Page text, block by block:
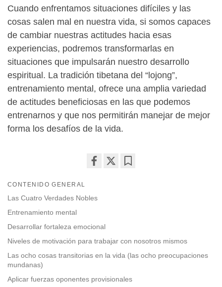
Cuando enfrentamos situaciones difíciles y las
cosas salen mal en nuestra vida, si somos capaces
de cambiar nuestras actitudes hacia esas
experiencias, podremos transformarlas en
situaciones que impulsarán nuestro desarrollo
espiritual. La tradición tibetana del “lojong”,
entrenamiento mental, ofrece una amplia variedad
de actitudes beneficiosas en las que podemos
entrenarnos y que nos permitirán manejar de mejor
forma los desafíos de la vida.
facebook
CONTENIDO GENERAL
Las Cuatro Verdades Nobles
Entrenamiento mental
Desarrollar fortaleza emocional
Niveles de motivación para trabajar con nosotros mismos
Las ocho cosas transitorias en la vida (las ocho preocupaciones
mundanas)
Aplicar fuerzas oponentes provisionales